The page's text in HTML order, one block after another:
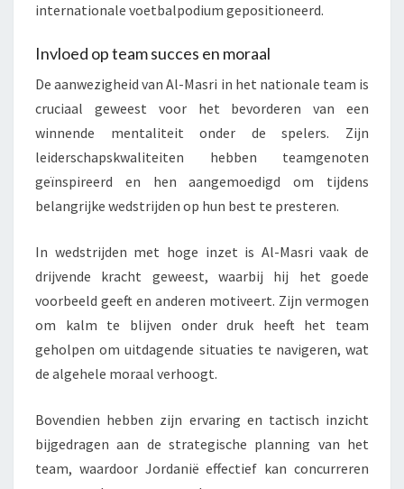
internationale voetbalpodium gepositioneerd.
Invloed op team succes en moraal
De aanwezigheid van Al-Masri in het nationale team is
cruciaal geweest voor het bevorderen van een
winnende mentaliteit onder de spelers. Zijn
leiderschapskwaliteiten hebben teamgenoten
geïnspireerd en hen aangemoedigd om tijdens
belangrijke wedstrijden op hun best te presteren.
In wedstrijden met hoge inzet is Al-Masri vaak de
drijvende kracht geweest, waarbij hij het goede
voorbeeld geeft en anderen motiveert. Zijn vermogen
om kalm te blijven onder druk heeft het team
geholpen om uitdagende situaties te navigeren, wat
de algehele moraal verhoogt.
Bovendien hebben zijn ervaring en tactisch inzicht
bijgedragen aan de strategische planning van het
team, waardoor Jordanië effectief kan concurreren